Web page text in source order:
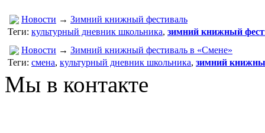
Новости → Зимний книжный фестиваль
Теги: культурный дневник школьника, зимний книжный
Новости → Зимний книжный фестиваль в «Смене»
Теги: смена, культурный дневник школьника, зимний
Мы в контакте